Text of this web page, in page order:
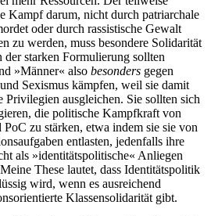
Kampf darum, nicht durch patriarchale
oder durch rassistische Gewalt
zu werden, muss besondere Solidarität
der starken Formulierung sollten
»Männer« also besonders gegen
Sexismus kämpfen, weil sie damit
Privilegien ausgleichen. Sie sollten sich
die politische Kampfkraft von
PoC zu stärken, etwa indem sie sie von
entlasten, jedenfalls ihre
als »identitätspolitische« Anliegen
These lautet, dass Identitätspolitik
wird, wenn es ausreichend
Klassensolidarität gibt.